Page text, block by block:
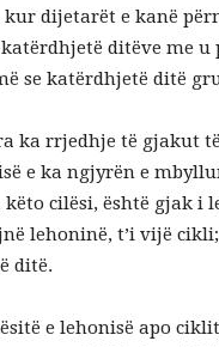
dijetarët e kanë
ditëve me u
se katërdhjetë ditë
ka rrjedhje të gjakut
e ka ngjyrën e
cilësi, është gjak i
lehoninë, t’i vijë
ditë.
e lehonisë apo